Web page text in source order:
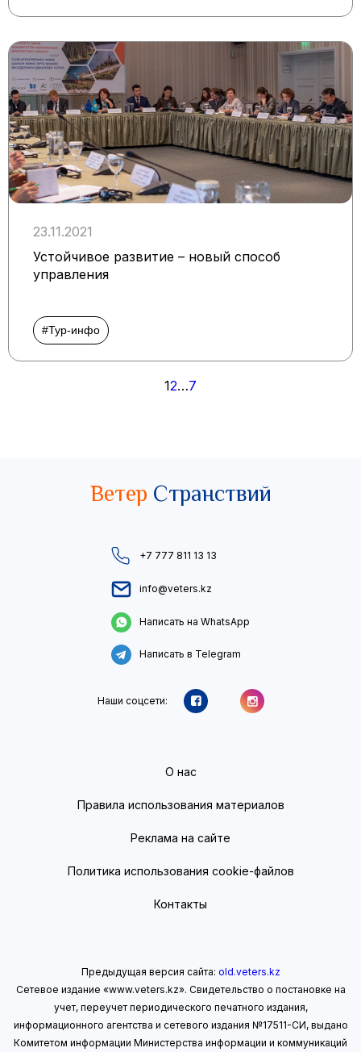
23.11.2021
Устойчивое развитие – новый способ
управления
#Тур-инфо
12…7
Ветер Странствий
+7 777 811 13 13
info@veters.kz
Написать на WhatsApp
Написать в Telegram
Наши соцсети:
О нас
Правила использования материалов
Реклама на сайте
Политика использования cookie-файлов
Контакты
Предыдущая версия сайта: old.veters.kz
Сетевое издание «www.veters.kz». Свидетельство о постановке на
учет, переучет периодического печатного издания,
информационного агентства и сетевого издания №17511-СИ, выдано
Комитетом информации Министерства информации и коммуникаций